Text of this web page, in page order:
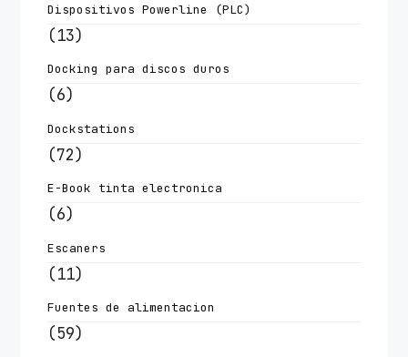
Dispositivos Powerline (PLC)
(13)
Docking para discos duros
(6)
Dockstations
(72)
E-Book tinta electronica
(6)
Escaners
(11)
Fuentes de alimentacion
(59)